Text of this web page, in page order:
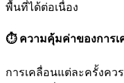
พื้นที่ได้ต่อเนื่อง
⏱️ ความคุ้มค่าของการเ
การเคลื่อนแต่ละครั้งคว